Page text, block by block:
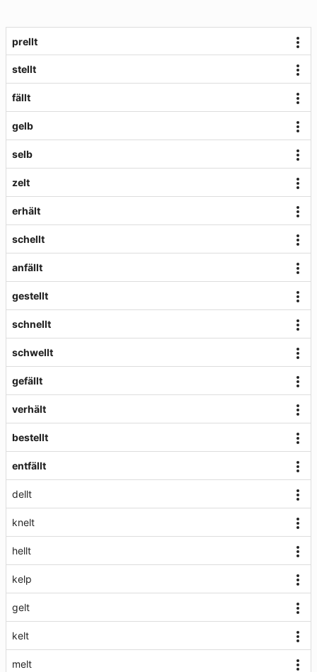
prellt
stellt
fällt
gelb
selb
zelt
erhält
schellt
anfällt
gestellt
schnellt
schwellt
gefällt
verhält
bestellt
entfällt
dellt
knelt
hellt
kelp
gelt
kelt
melt